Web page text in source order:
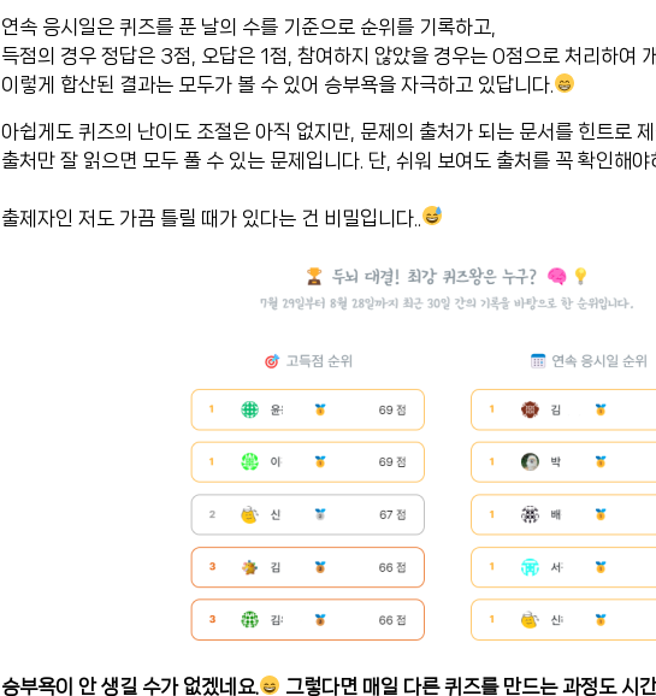
연속 응시일은 퀴즈를 푼 날의 수를 기준으로 순위를 기록하고,
득점의 경우 정답은 3점, 오답은 1점, 참여하지 않았을 경우는 0점으로 처리하여
이렇게 합산된 결과는 모두가 볼 수 있어 승부욕을 자극하고 있답니다.
아쉽게도 퀴즈의 난이도 조절은 아직 없지만, 문제의 출처가 되는 문서를 힌트로 제
출처만 잘 읽으면 모두 풀 수 있는 문제입니다. 단, 쉬워 보여도 출처를 꼭 확인해야
출제자인 저도 가끔 틀릴 때가 있다는 건 비밀입니다..
승부욕이 안 생길 수가 없겠네요. 그렇다면 매일 다른 퀴즈를 만드는 과정도 시